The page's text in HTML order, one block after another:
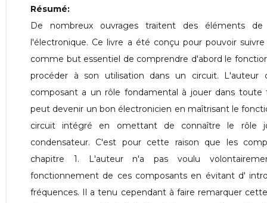
Résumé:
De nombreux ouvrages traitent des éléments de
l'électronique. Ce livre a été conçu pour pouvoir
comme but essentiel de comprendre d'abord le
procéder à son utilisation dans un circuit. L'auteur
composant a un rôle fondamental à jouer dans
peut devenir un bon électronicien en maîtrisant le
circuit intégré en omettant de connaître le rôle
condensateur. C'est pour cette raison que les
chapitre 1. L'auteur n'a pas voulu
fonctionnement de ces composants en évitant d'
fréquences. Il a tenu cependant à faire remarquer